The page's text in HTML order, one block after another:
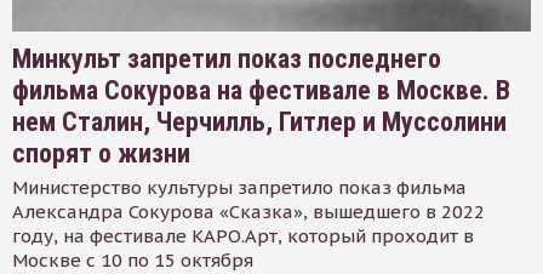
Минкульт запретил показ последнего
фильма Сокурова на фестивале в Москве. В
нем Сталин, Черчилль, Гитлер и Муссолини
спорят о жизни
Министерство культуры запретило показ фильма
Александра Сокурова «Сказка», вышедшего в 2022
году, на фестивале КАРО.Арт, который проходит в
Москве с 10 по 15 октября